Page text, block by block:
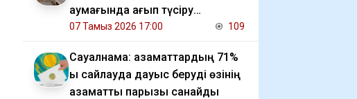
аумағында қағып түсіру
мәселесін көтерді
07 Тамыз 2026 17:00 109
Сауалнама: азаматтардың 71%
ы сайлауда дауыс беруді өзінің
азаматтық парызы санайды